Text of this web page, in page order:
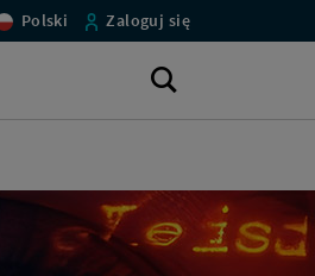
Polski Zaloguj się
serwisie